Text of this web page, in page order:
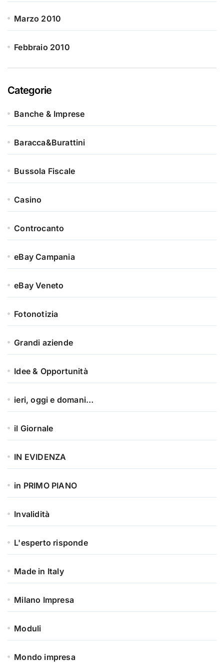
Marzo 2010
Febbraio 2010
Categorie
Banche & Imprese
Baracca&Burattini
Bussola Fiscale
Casino
Controcanto
eBay Campania
eBay Veneto
Fotonotizia
Grandi aziende
Idee & Opportunità
ieri, oggi e domani…
il Giornale
IN EVIDENZA
in PRIMO PIANO
Invalidità
L'esperto risponde
Made in Italy
Milano Impresa
Moduli
Mondo impresa